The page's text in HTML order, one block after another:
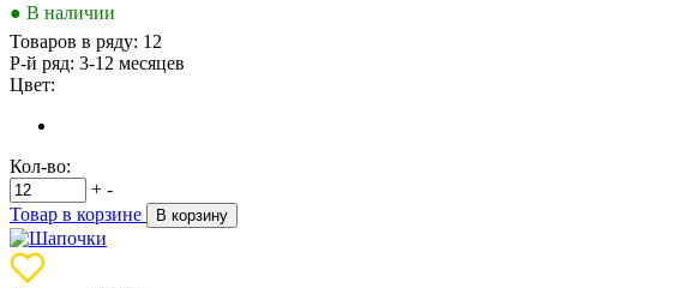
● В наличии
Товаров в ряду: 12
Р-й ряд: 3-12 месяцев
Цвет:
Кол-во:
+ -
Товар в корзине
В корзину